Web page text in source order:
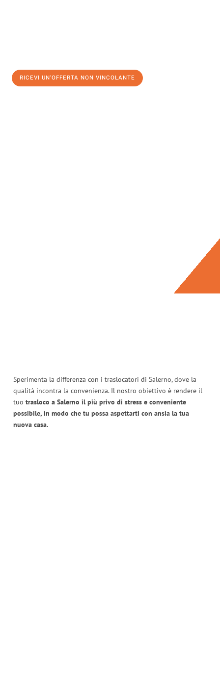
RICEVI UN'OFFERTA NON VINCOLANTE
Sperimenta la differenza con i traslocatori di Salerno, dove la
qualità incontra la convenienza. Il nostro obiettivo è rendere il
tuo trasloco a Salerno il più privo di stress e conveniente
possibile, in modo che tu possa aspettarti con ansia la tua
nuova casa.